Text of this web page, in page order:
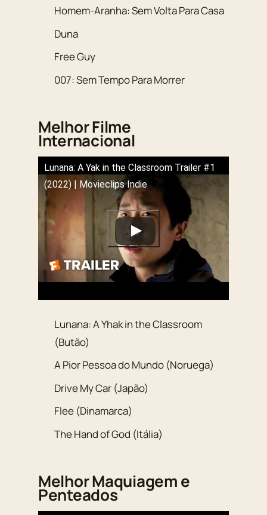
Homem-Aranha: Sem Volta Para Casa
Duna
Free Guy
007: Sem Tempo Para Morrer
Melhor Filme
Internacional
Lunana: A Yak in the Classroom Trailer #1
(2022) | Movieclips Indie
Lunana: A Yhak in the Classroom
(Butão)
A Pior Pessoa do Mundo (Noruega)
Drive My Car (Japão)
Flee (Dinamarca)
The Hand of God (Itália)
Melhor Maquiagem e
Penteados